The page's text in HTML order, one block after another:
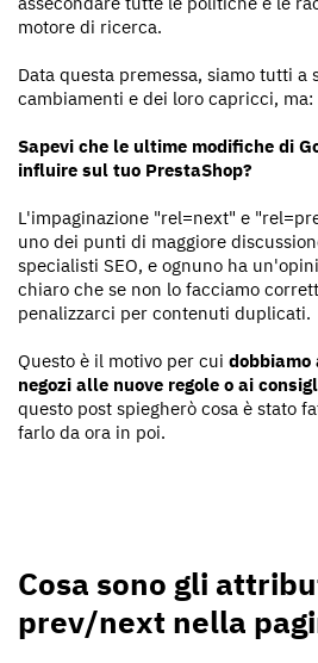
motore di ricerca.
Data questa premessa, siamo tutti a
cambiamenti e dei loro capricci, ma:
Sapevi che le ultime modifiche di
influire sul tuo PrestaShop?
L'impaginazione "rel=next" e
uno dei punti di maggiore
specialisti SEO, e ognuno ha
chiaro che se non lo facciamo
penalizzarci per contenuti duplicati.
Questo è il motivo per cui
negozi alle nuove regole o ai
questo post spiegherò cosa è stato
farlo da ora in poi.
Cosa sono gli
prev/next nella